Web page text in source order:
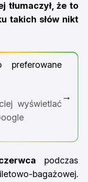
tłumaczył, że to
takich słów nikt
wyświetlać
→
podczas
bagażowej.